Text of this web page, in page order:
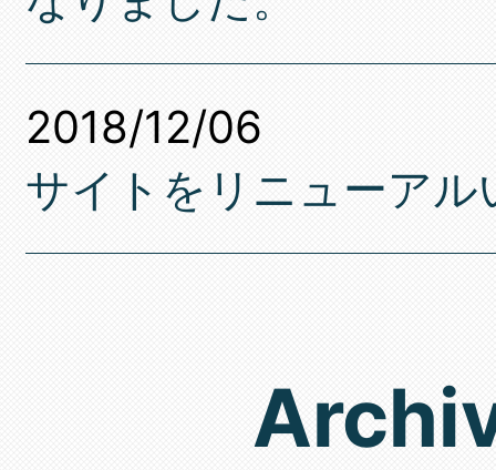
2018/12/06
サイトをリニューア